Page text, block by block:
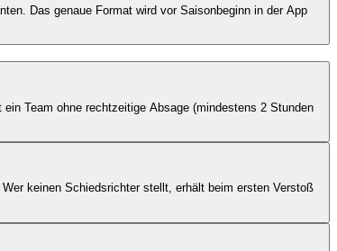
Das genaue Format wird vor Saisonbeginn in der App
Team ohne rechtzeitige Absage (mindestens 2 Stunden
keinen Schiedsrichter stellt, erhält beim ersten Verstoß